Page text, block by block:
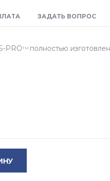
ЗАДАТЬ ВОПРОС
PROТМ полностью